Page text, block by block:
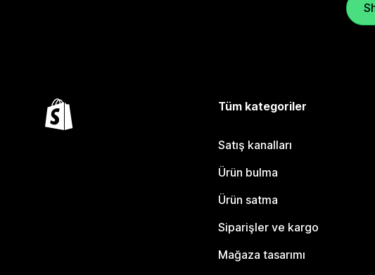
Tüm kategoriler
Satış kanalları
Ürün bulma
Ürün satma
Siparişler ve kargo
Mağaza tasarımı